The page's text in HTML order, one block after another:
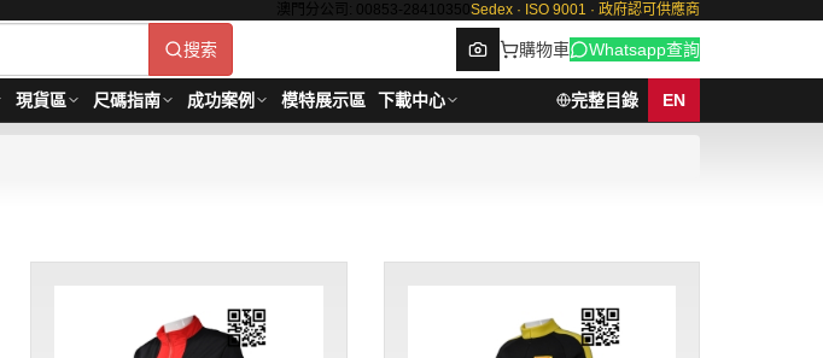
澳門分公司: 00853-28410350 Sedex · ISO 9001 · 政府認可供應商
搜索 購物車 Whatsapp查詢
現貨區 尺碼指南 成功案例 模特展示區 下載中心 完整目錄 EN